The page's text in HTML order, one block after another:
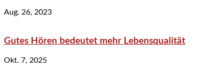
Aug. 26, 2023
Gutes Hören bedeutet mehr Lebensqualität
Okt. 7, 2025